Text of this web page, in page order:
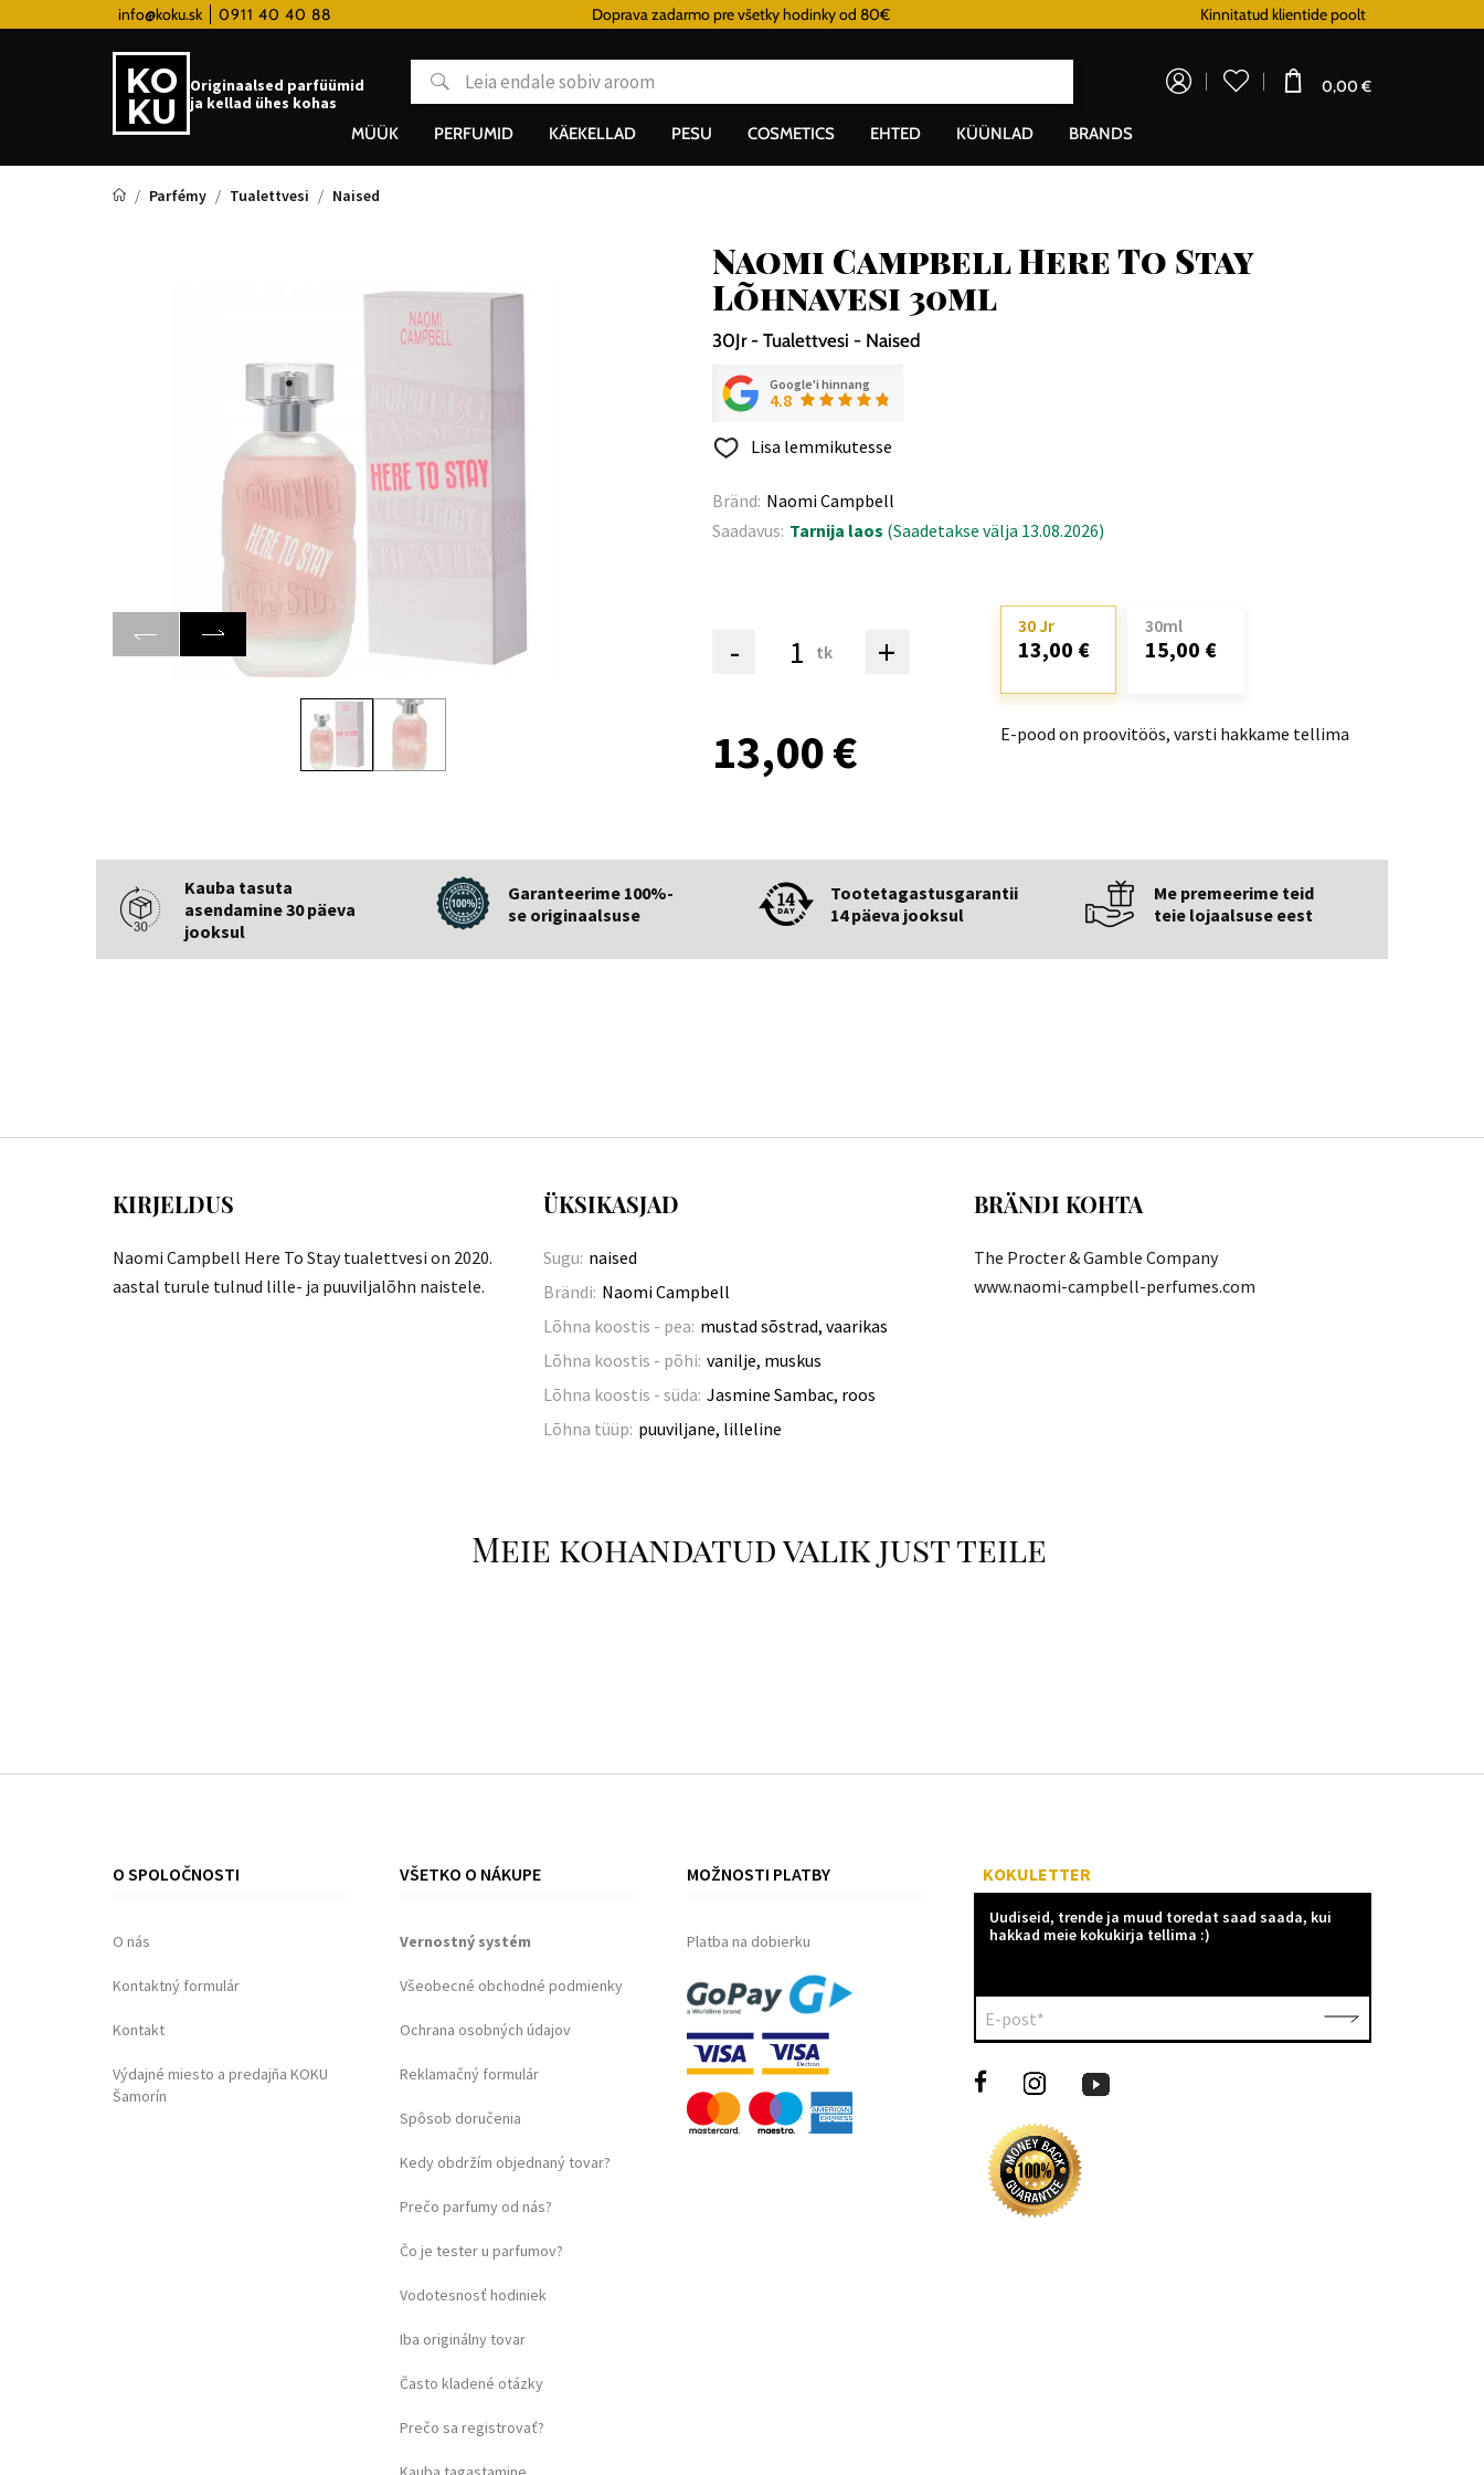
info@koku.sk 0911 40 40 88Lojaalsusprogramm Doprava zadarmo pre všetky hodinky od 80€ Kinnitatud klientide poolt
Originaalsed parfüümid
ja kellad ühes kohas
0,00 €
MÜÜK PERFUMID KÄEKELLAD PESU COSMETICS EHTED KÜÜNLAD BRANDS
Parfémy Tualettvesi Naised
Naomi Campbell Here To Stay
Lõhnavesi 30ml
30Jr - Tualettvesi - Naised
Google'i hinnang
4.8
Lisa lemmikutesse
Bränd: Naomi Campbell
Saadavus: Tarnija laos (Saadetakse välja 13.08.2026)
- tk +
30 Jr
13,00 €
30ml
15,00 €
13,00 € E-pood on proovitöös, varsti hakkame tellima
Kauba tasuta
asendamine 30 päeva
jooksul
Garanteerime 100%-
se originaalsuse
Tootetagastusgarantii
14 päeva jooksul
Me premeerime teid
teie lojaalsuse eest
KIRJELDUS
Naomi Campbell Here To Stay tualettvesi on 2020.
aastal turule tulnud lille- ja puuviljalõhn naistele.
ÜKSIKASJAD
Sugu: naised
Brändi: Naomi Campbell
Lõhna koostis - pea: mustad sõstrad, vaarikas
Lõhna koostis - põhi: vanilje, muskus
Lõhna koostis - süda: Jasmine Sambac, roos
Lõhna tüüp: puuviljane, lilleline
BRÄNDI KOHTA
The Procter & Gamble Company
www.naomi-campbell-perfumes.com
Meie kohandatud valik just teile
O SPOLOČNOSTI
O nás
Kontaktný formulár
Kontakt
Výdajné miesto a predajňa KOKU
Šamorín
VŠETKO O NÁKUPE
Vernostný systém
Všeobecné obchodné podmienky
Ochrana osobných údajov
Reklamačný formulár
Spôsob doručenia
Kedy obdržím objednaný tovar?
Prečo parfumy od nás?
Čo je tester u parfumov?
Vodotesnosť hodiniek
Iba originálny tovar
Často kladené otázky
Prečo sa registrovať?
MOŽNOSTI PLATBY
Platba na dobierku
KOKULETTER
Uudiseid, trende ja muud toredat saad saada, kui
hakkad meie kokukirja tellima :)
E-post*